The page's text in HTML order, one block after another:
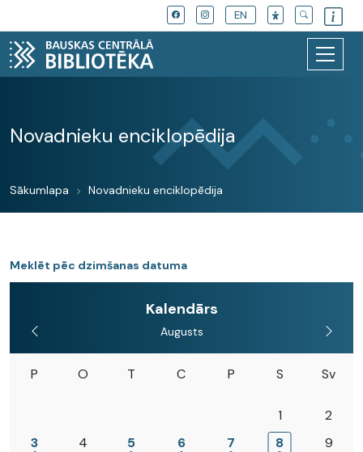
EN
Novadnieku enciklopēdija
Sākumlapa Novadnieku enciklopēdija
Meklēt pēc dzimšanas datuma
Kalendārs
Augusts
P O T C P S Sv
1
2
3
4 5 6 7 8
9